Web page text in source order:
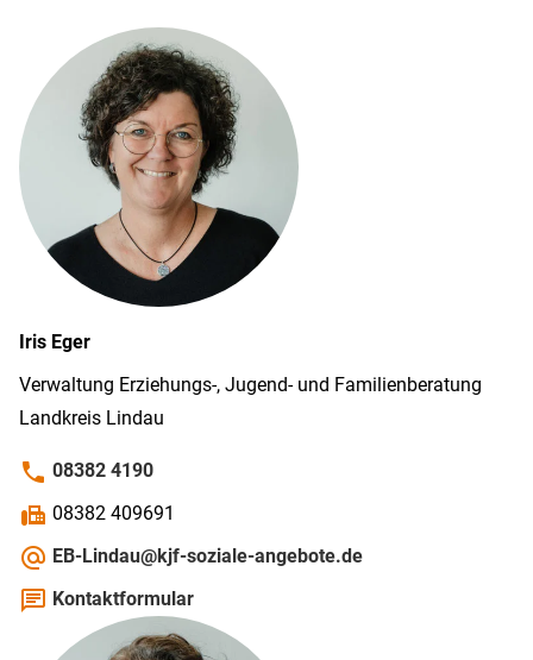
Iris Eger
Verwaltung Erziehungs-, Jugend- und Familien­beratung
Land­kreis Lindau
phone 08382 4190
fax 08382 409691
alternate_email EB-Lindau@kjf-soziale-angebote.de
chat Kontaktformular